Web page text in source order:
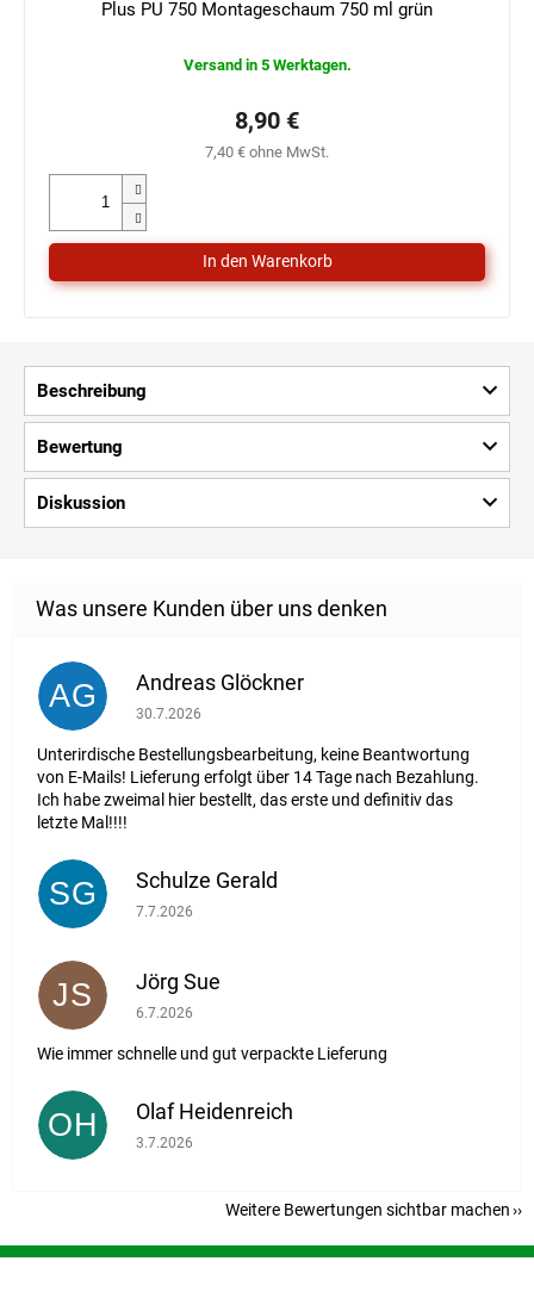
Plus PU 750 Montageschaum 750 ml grün
Versand in 5 Werktagen.
7,40 € ohne MwSt.
8,90 €
Beschreibung
Bewertung
Diskussion
AG Andreas Glöckner
Die Shop-Bewertung beträgt 1 von 5 Sternen.
30.7.2026
Unterirdische Bestellungsbearbeitung, keine Beantwortung
von E-Mails! Lieferung erfolgt über 14 Tage nach Bezahlung.
Ich habe zweimal hier bestellt, das erste und definitiv das
letzte Mal!!!!
SG Schulze Gerald
Die Shop-Bewertung beträgt 5 von 5 Sternen.
7.7.2026
JS Jörg Sue
Die Shop-Bewertung beträgt 5 von 5 Sternen.
6.7.2026
Wie immer schnelle und gut verpackte Lieferung
OH Olaf Heidenreich
Die Shop-Bewertung beträgt 5 von 5 Sternen.
3.7.2026
Weitere Bewertungen sichtbar machen
F